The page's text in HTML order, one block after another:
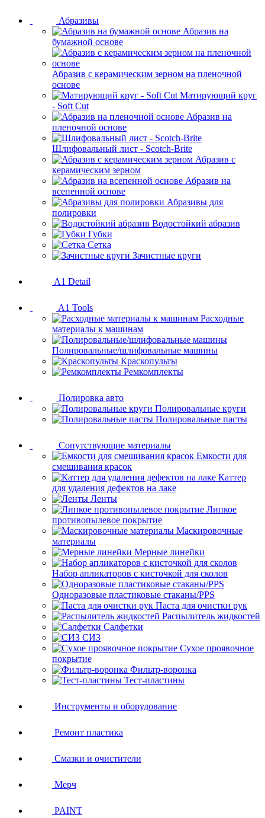
Абразивы
Абразив на
бумажной основе
Абразив с керамическим зерном на пленочной
основе
Матирующий круг
- Soft Cut
Абразив на
пленочной основе
Шлифовальный лист - Scotch-Brite
Абразив с
керамическим зерном
Абразив на
всепенной основе
Абразивы для
полировки
Водостойкий абразив
Губки
Сетка
Зачистные круги
A1 Detail
A1 Tools
Расходные
материалы к машинам
Полировальные/шлифовальные машины
Краскопульты
Ремкомплекты
Полировка авто
Полировальные круги
Полировальные пасты
Сопутствующие материалы
Емкости для
смешивания красок
Каттер
для удаления дефектов на лаке
Ленты
Липкое
противопылевое покрытие
Маскировочные
материалы
Мерные линейки
Набор апликаторов с кисточкой для сколов
Одноразовые пластиковые стаканы/PPS
Паста для очистки рук
Распылитель жидкостей
Салфетки
СИЗ
Сухое проявочное
покрытие
Фильтр-воронка
Тест-пластины
Инструменты и оборудование
Ремонт пластика
Смазки и очистители
Мерч
PAINT